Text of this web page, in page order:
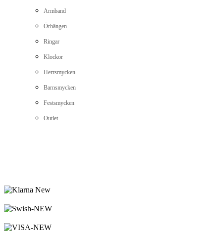
Armband
Örhängen
Ringar
Klockor
Herrsmycken
Barnsmycken
Festsmycken
Outlet